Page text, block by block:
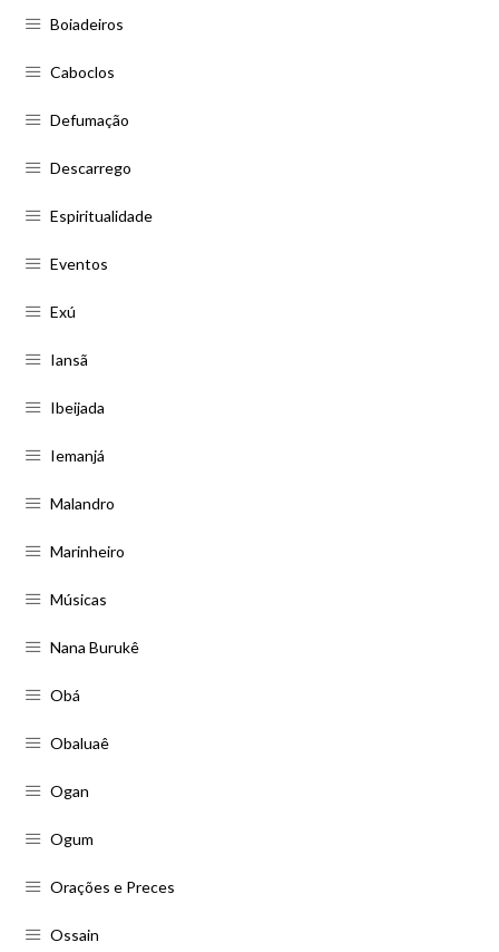
Boiadeiros
Caboclos
Defumação
Descarrego
Espiritualidade
Eventos
Exú
Iansã
Ibeijada
Iemanjá
Malandro
Marinheiro
Músicas
Nana Burukê
Obá
Obaluaê
Ogan
Ogum
Orações e Preces
Ossain